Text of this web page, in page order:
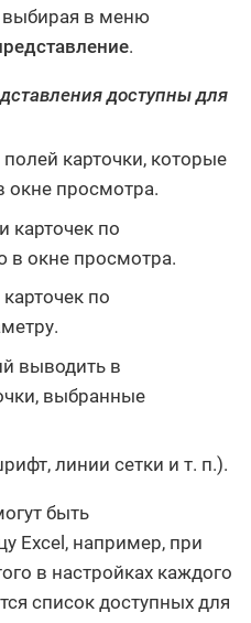
выбирая в меню
.
доступны для
карточки, которые
окне просмотра.
карточек по
в окне просмотра.
по
выводить в
выбранные
линии сетки и т. п.).
быть
Excel, например, при
в настройках каждого
список доступных для